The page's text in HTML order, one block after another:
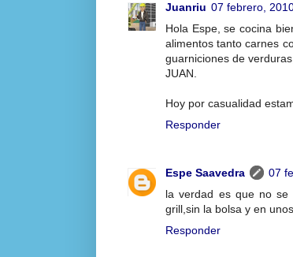
Juanriu 07 febrero,
Hola Espe, se cocina
alimentos tanto carnes
guarniciones de
JUAN.
Hoy por casualidad
Responder
Espe Saavedra
07
la verdad es que no se
grill,sin la bolsa y en
Responder